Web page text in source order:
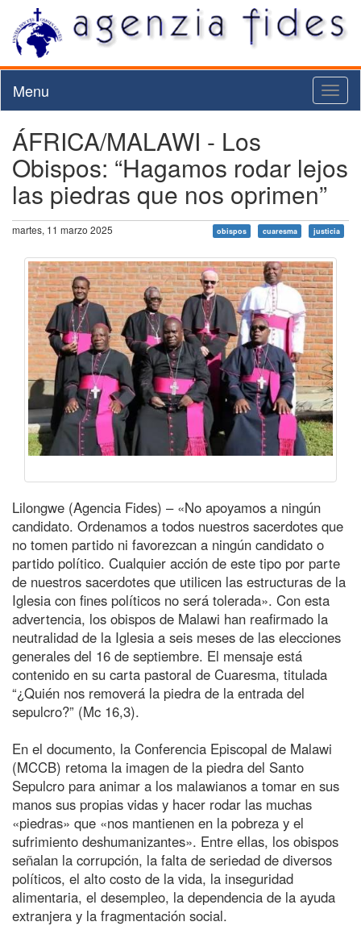
Menu
ÁFRICA/MALAWI - Los
Obispos: “Hagamos rodar lejos
las piedras que nos oprimen”
martes, 11 marzo 2025 obispos cuaresma justicia
Lilongwe (Agencia Fides) – «No apoyamos a ningún
candidato. Ordenamos a todos nuestros sacerdotes que
no tomen partido ni favorezcan a ningún candidato o
partido político. Cualquier acción de este tipo por parte
de nuestros sacerdotes que utilicen las estructuras de la
Iglesia con fines políticos no será tolerada». Con esta
advertencia, los obispos de Malawi han reafirmado la
neutralidad de la Iglesia a seis meses de las elecciones
generales del 16 de septiembre. El mensaje está
contenido en su carta pastoral de Cuaresma, titulada
“¿Quién nos removerá la piedra de la entrada del
sepulcro?” (Mc 16,3).
En el documento, la Conferencia Episcopal de Malawi
(MCCB) retoma la imagen de la piedra del Santo
Sepulcro para animar a los malawianos a tomar en sus
manos sus propias vidas y hacer rodar las muchas
«piedras» que «nos mantienen en la pobreza y el
sufrimiento deshumanizantes». Entre ellas, los obispos
señalan la corrupción, la falta de seriedad de diversos
políticos, el alto costo de la vida, la inseguridad
alimentaria, el desempleo, la dependencia de la ayuda
extranjera y la fragmentación social.